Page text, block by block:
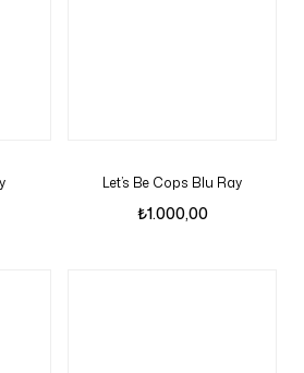
Let’s Be Cops Blu Ray
₺1.000,00